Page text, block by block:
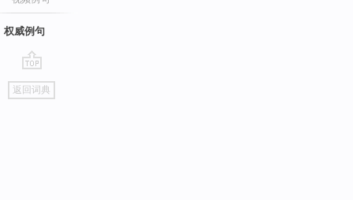
权威例句
go
top
返回词典